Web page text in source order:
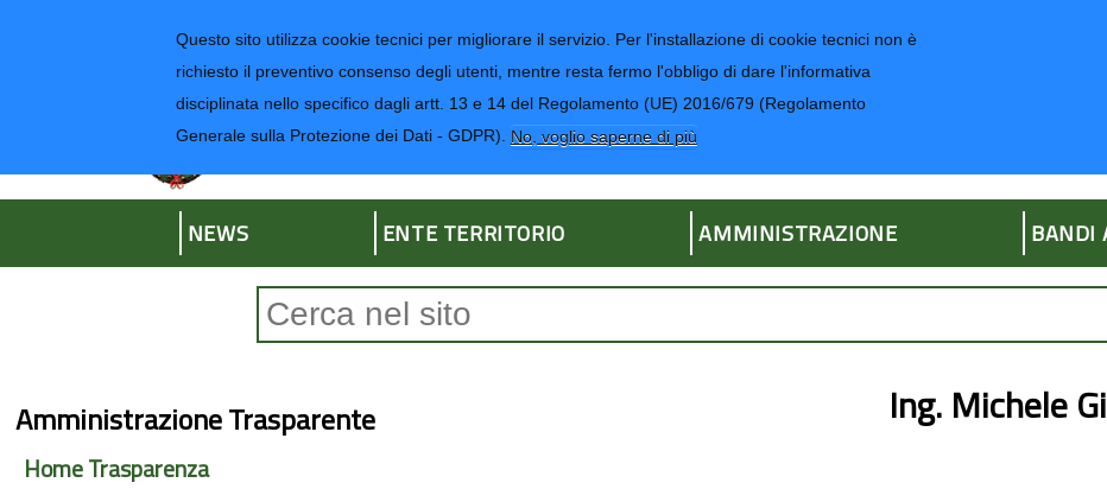
Questo sito utilizza cookie tecnici per migliorare il servizio. Per l'installazione di cookie tecnici non è
richiesto il preventivo consenso degli utenti, mentre resta fermo l'obbligo di dare l'informativa
disciplinata nello specifico dagli artt. 13 e 14 del Regolamento (UE) 2016/679 (Regolamento
Generale sulla Protezione dei Dati - GDPR). No, voglio saperne di più
Regione Liguria
Provincia di Imperia
NEWS ENTE TERRITORIO AMMINISTRAZIONE BANDI
Ing. Michele
Amministrazione Trasparente
Home Trasparenza